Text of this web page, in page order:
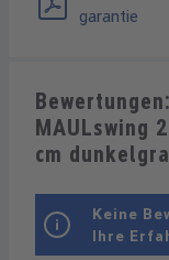
garantie
MAULswing
cm
Keine
Ihre